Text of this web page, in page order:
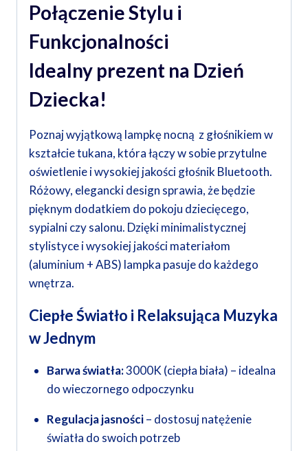
Połączenie Stylu i
Funkcjonalności
Idealny prezent na Dzień
Dziecka!
Poznaj wyjątkową lampkę nocną z głośnikiem w
kształcie tukana, która łączy w sobie przytulne
oświetlenie i wysokiej jakości głośnik Bluetooth.
Różowy, elegancki design sprawia, że będzie
pięknym dodatkiem do pokoju dziecięcego,
sypialni czy salonu. Dzięki minimalistycznej
stylistyce i wysokiej jakości materiałom
(aluminium + ABS) lampka pasuje do każdego
wnętrza.
Ciepłe Światło i Relaksująca Muzyka
w Jednym
Barwa światła:3000K (ciepła biała) – idealna
do wieczornego odpoczynku
Regulacja jasności– dostosuj natężenie
światła do swoich potrzeb